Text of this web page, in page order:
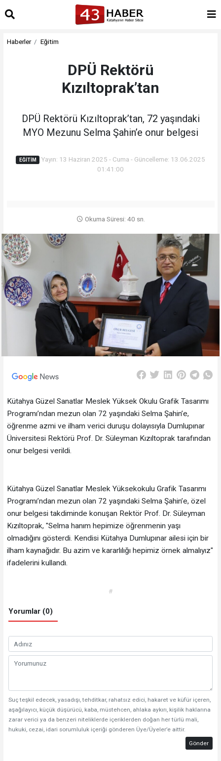
Haberler Eğitim
DPÜ Rektörü
Kızıltoprak’tan
DPÜ Rektörü Kızıltoprak’tan, 72 yaşındaki
MYO Mezunu Selma Şahin’e onur belgesi
EĞITIM
Yayın: 13 Haziran 2025 - Cuma - Güncelleme: 13.06.2025
01:41:00
Okuma Süresi: 40 sn.
Kütahya Güzel Sanatlar Meslek Yüksek Okulu Grafik Tasarımı
Programı’ndan mezun olan 72 yaşındaki Selma Şahin’e,
öğrenme azmi ve ilham verici duruşu dolayısıyla Dumlupınar
Üniversitesi Rektörü Prof. Dr. Süleyman Kızıltoprak tarafından
onur belgesi verildi.
Kütahya Güzel Sanatlar Meslek Yüksekokulu Grafik Tasarımı
Programı’ndan mezun olan 72 yaşındaki Selma Şahin’e, özel
onur belgesi takdiminde konuşan Rektör Prof. Dr. Süleyman
Kızıltoprak, "Selma hanım hepimize öğrenmenin yaşı
olmadığını gösterdi. Kendisi Kütahya Dumlupınar ailesi için bir
ilham kaynağıdır. Bu azim ve kararlılığı hepimiz örnek almalıyız"
ifadelerini kullandı.
#
Yorumlar (0)
Suç teşkil edecek, yasadışı, tehditkar, rahatsız edici, hakaret ve küfür içeren,
aşağılayıcı, küçük düşürücü, kaba, müstehcen, ahlaka aykırı, kişilik haklarına
zarar verici ya da benzeri niteliklerde içeriklerden doğan her türlü mali,
hukuki, cezai, idari sorumluluk içeriği gönderen Üye/Üyeler’e aittir.
Gönder